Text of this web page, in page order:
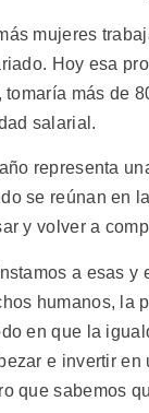
mujeres
Hoy esa
tomaría más de
salarial.
representa
se reúnan en
y volver a
a esas y
humanos, la
en que la
e invertir
que sabemos